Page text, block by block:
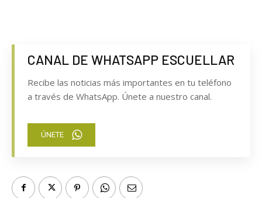
CANAL DE WHATSAPP ESCUELLAR
Recibe las noticias más importantes en tu teléfono
a través de WhatsApp. Únete a nuestro canal.
ÚNETE